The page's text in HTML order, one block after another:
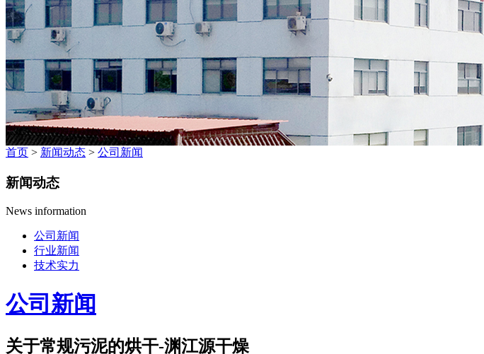
首页 > 新闻动态 > 公司新闻
新闻动态
News information
公司新闻
行业新闻
技术实力
公司新闻
关于常规污泥的烘干-渊江源干燥